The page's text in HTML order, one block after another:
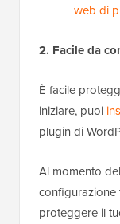
web di
2. Facile da
È facile
iniziare, puoi
plugin di
Al momento
configurazione
proteggere il